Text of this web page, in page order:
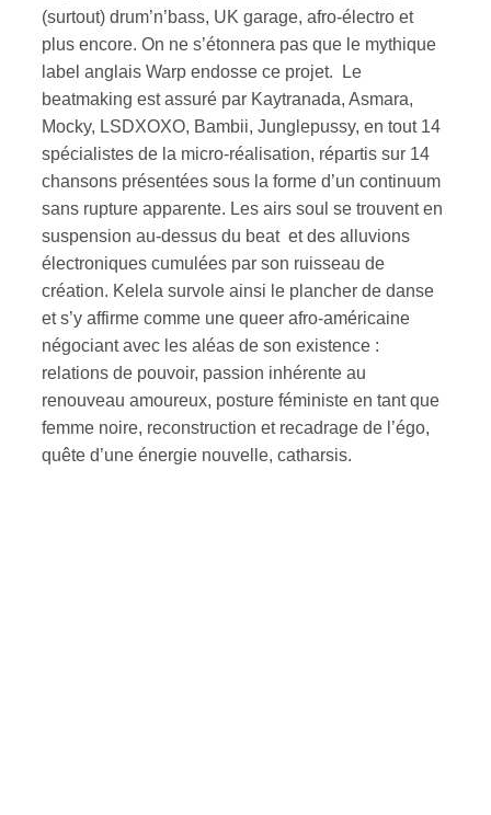
(surtout) drum’n’bass, UK garage, afro-électro et
plus encore. On ne s’étonnera pas que le mythique
label anglais Warp endosse ce projet. Le
beatmaking est assuré par Kaytranada, Asmara,
Mocky, LSDXOXO, Bambii, Junglepussy, en tout 14
spécialistes de la micro-réalisation, répartis sur 14
chansons présentées sous la forme d’un continuum
sans rupture apparente. Les airs soul se trouvent en
suspension au-dessus du beat et des alluvions
électroniques cumulées par son ruisseau de
création. Kelela survole ainsi le plancher de danse
et s’y affirme comme une queer afro-américaine
négociant avec les aléas de son existence :
relations de pouvoir, passion inhérente au
renouveau amoureux, posture féministe en tant que
femme noire, reconstruction et recadrage de l’égo,
quête d’une énergie nouvelle, catharsis.